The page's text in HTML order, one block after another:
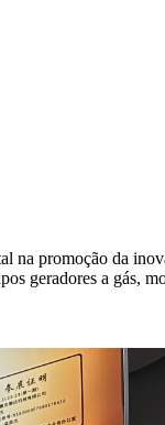
na promoção da
geradores a gás,